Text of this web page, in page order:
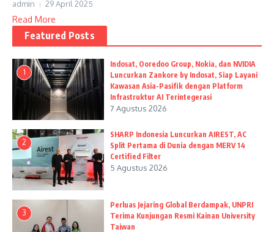
admin 29 April 2025
Read More
Featured Posts
1
Indosat, Ooredoo Group, Nokia, dan NVIDIA
Luncurkan Zankore by Indosat, Siap Layani
Kawasan Asia-Pasifik dengan Platform
Infrastruktur AI Terintegerasi
7 Agustus 2026
2
SHARP Indonesia Luncurkan AIREST, AC
Split Pertama di Dunia dengan MERV 14
Certified Filter
5 Agustus 2026
3
Perluas Jejaring Global Berdampak, UNPRI
Terima Kunjungan Resmi Kainan University
Taiwan